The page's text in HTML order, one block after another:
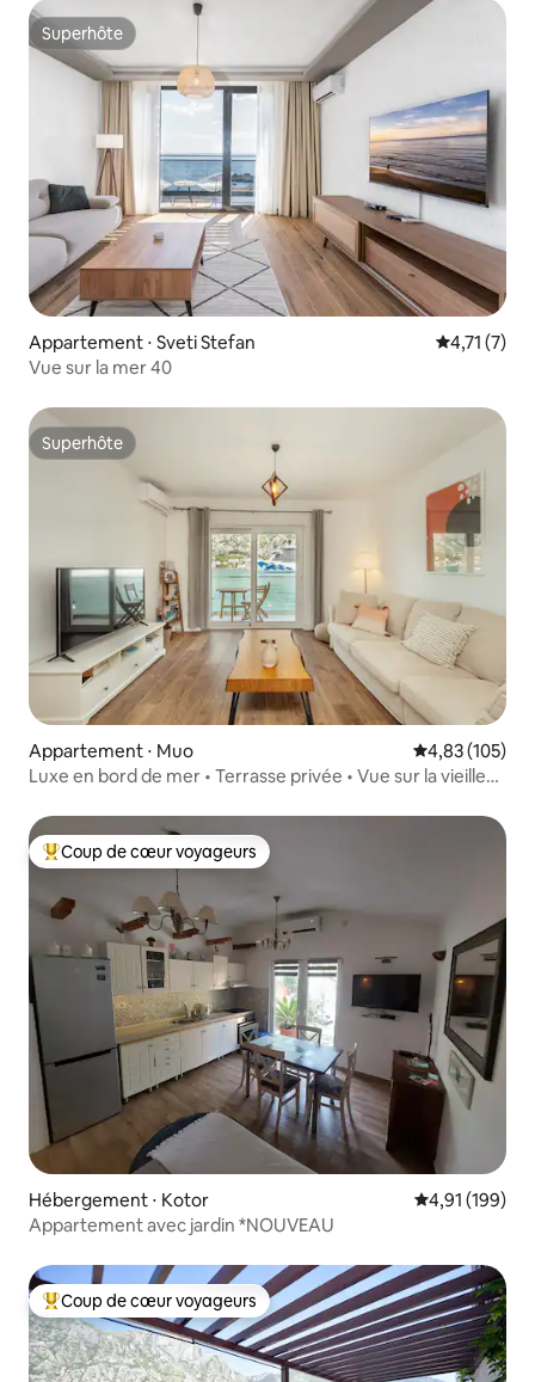
Superhôte
Superhôte
Appartement ⋅ Sveti Stefan Évaluation
4,71 (7)
Vue sur la mer 40
Superhôte
Superhôte
Appartement ⋅ Muo Évaluation
4,83 (105)
Luxe en bord de mer • Terrasse privée • Vue sur la vieille
Coups de cœur voyageurs les plus appréciés
Coup de cœur voyageurs
Hébergement ⋅ Kotor Évaluation
4,91 (199)
Appartement avec jardin *NOUVEAU
Coups de cœur voyageurs les plus appréciés
Coup de cœur voyageurs